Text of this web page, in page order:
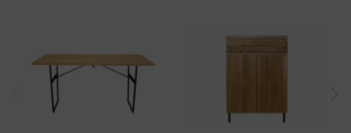
※室内への搬入、設置、商品組み立てサービスは行っており
ません。
お届けする建物、および周囲の状況により、お客様に商品の
搬入のお手伝いをお願いさせて頂く場合がございます。